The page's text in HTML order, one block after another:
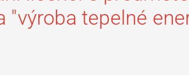
"výroba tepelné